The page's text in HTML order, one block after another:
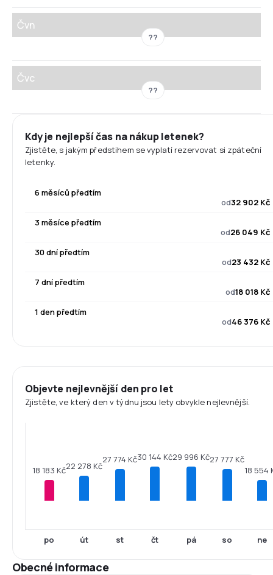
Čvn
??
Čvc
??
Kdy je nejlepší čas na nákup letenek?
Zjistěte, s jakým předstihem se vyplatí rezervovat si zpáteční
letenky.
6 měsíců předtím
od32 902 Kč
3 měsíce předtím
od26 049 Kč
30 dní předtím
od23 432 Kč
7 dní předtím
od18 018 Kč
1 den předtím
od46 376 Kč
Objevte nejlevnější den pro let
Zjistěte, ve který den v týdnu jsou lety obvykle nejlevnější.
18 183 Kč
po
22 278 Kč
út
27 774 Kč
st
30 144 Kč
čt
29 996 Kč
pá
27 777 Kč
so
18 554
ne
Obecné informace